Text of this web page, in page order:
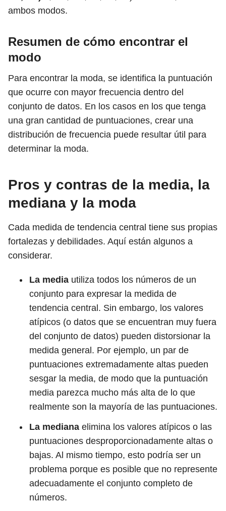
ambos modos.
Resumen de cómo encontrar el
modo
Para encontrar la moda, se identifica la puntuación
que ocurre con mayor frecuencia dentro del
conjunto de datos. En los casos en los que tenga
una gran cantidad de puntuaciones, crear una
distribución de frecuencia puede resultar útil para
determinar la moda.
Pros y contras de la media, la
mediana y la moda
Cada medida de tendencia central tiene sus propias
fortalezas y debilidades. Aquí están algunos a
considerar.
La media utiliza todos los números de un
conjunto para expresar la medida de
tendencia central. Sin embargo, los valores
atípicos (o datos que se encuentran muy fuera
del conjunto de datos) pueden distorsionar la
medida general. Por ejemplo, un par de
puntuaciones extremadamente altas pueden
sesgar la media, de modo que la puntuación
media parezca mucho más alta de lo que
realmente son la mayoría de las puntuaciones.
La mediana elimina los valores atípicos o las
puntuaciones desproporcionadamente altas o
bajas. Al mismo tiempo, esto podría ser un
problema porque es posible que no represente
adecuadamente el conjunto completo de
números.